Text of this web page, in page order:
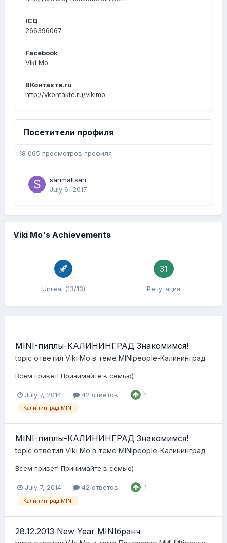
ICQ
266396067
Facebook
Viki Mo
ВКонтакте.ru
http://vkontakte.ru/vikimo
Посетители профиля
18 065 просмотров профиля
sanmaltsan
July 6, 2017
Viki Mo's Achievements
Unreal (13/13)
31
Репутация
MINI-пиплы-КАЛИНИНГРАД Знакомимся!
topic ответил Viki Mo в теме MINIpeople-Калининград
Всем привет! Принимайте в семью)
July 7, 2014 42 ответов 1
Калининград MINI
MINI-пиплы-КАЛИНИНГРАД Знакомимся!
topic ответил Viki Mo в теме MINIpeople-Калининград
Всем привет! Принимайте в семью)
July 7, 2014 42 ответов 1
Калининград MINI
28.12.2013 New Year MINIбранч